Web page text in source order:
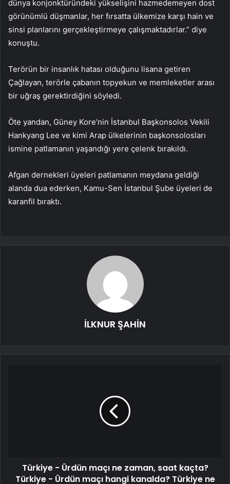
dünya konjonktüründeki yükselişini hazmedemeyen dost
görünümlü düşmanlar, her fırsatta ülkemize karşı hain ve
sinsi planlarını gerçekleştirmeye çalışmaktadırlar.” diye
konuştu.
Terörün bir insanlık hatası olduğunu lisana getiren
Çağlayan, terörle çabanın topyekun ve memleketler arası
bir uğraş gerektirdiğini söyledi.
Öte yandan, Güney Kore’nin İstanbul Başkonsolos Vekili
Hankyang Lee ve kimi Arap ülkelerinin başkonsolosları
ismine patlamanın yaşandığı yere çelenk bırakıldı.
Afgan dernekleri üyeleri patlamanın meydana geldiği
alanda dua ederken, Kamu-Sen İstanbul Şube üyeleri de
karanfil bıraktı.
İLKNUR ŞAHİN
Türkiye - Ürdün maçı ne zaman, saat kaçta?
Türkiye - Ürdün maçı hangi kanalda? Türkiye ne